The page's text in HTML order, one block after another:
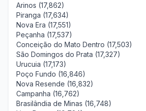
Arinos (17,862)
Piranga (17,634)
Nova Era (17,551)
Peçanha (17,537)
Conceição do Mato Dentro (17,503)
São Domingos do Prata (17,327)
Urucuia (17,173)
Poço Fundo (16,846)
Nova Resende (16,832)
Campanha (16,762)
Brasilândia de Minas (16,748)